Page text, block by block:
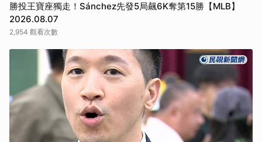
勝投王寶座獨走！Sánchez先發5局飆6K奪第15勝【MLB】
2026.08.07
2,954 觀看次數